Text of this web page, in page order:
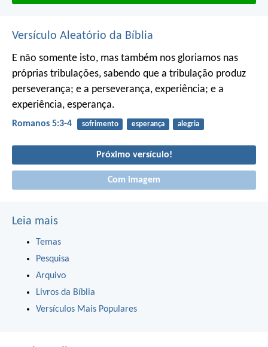
Versículo Aleatório da Bíblia
E não somente isto, mas também nos gloriamos nas
próprias tribulações, sabendo que a tribulação produz
perseverança; e a perseverança, experiência; e a
experiência, esperança.
Romanos 5:3-4 sofrimento esperança alegria
Próximo versículo!
Com imagem
Leia mais
Temas
Pesquisa
Arquivo
Livros da Bíblia
Versículos Mais Populares